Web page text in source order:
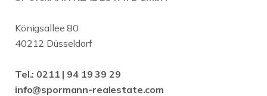
Königsallee 80
40212 Düsseldorf
Tel.: 0211 | 94 19 39 29
info@spormann-realestate.com